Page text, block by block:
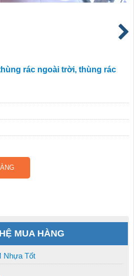
rác ngoài trời, thùng rác
MUA HÀNG
Nhựa Tốt